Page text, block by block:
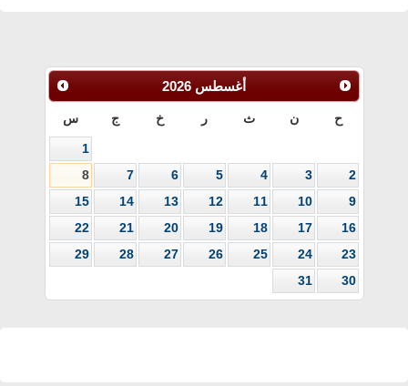
أغسطس 2026
ح ن ث ر خ ج س
1
2
3
4
5
6
7
8
9
10
11
12
13
14
15
16
17
18
19
20
21
22
23
24
25
26
27
28
29
30
31